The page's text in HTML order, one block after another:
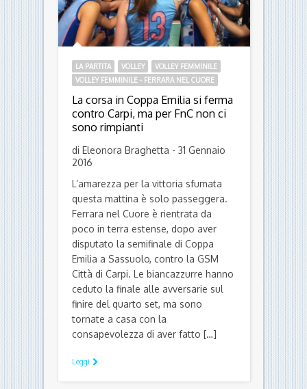
LA PARTITA VOLLEY
VOLLEY FEMMINILE
VOLLEY FEMMINILE - FERRARA NEL CUORE
La corsa in Coppa Emilia si ferma
contro Carpi, ma per FnC non ci
sono rimpianti
di Eleonora Braghetta - 31 Gennaio
2016
L’amarezza per la vittoria sfumata
questa mattina è solo passeggera.
Ferrara nel Cuore è rientrata da
poco in terra estense, dopo aver
disputato la semifinale di Coppa
Emilia a Sassuolo, contro la GSM
Città di Carpi. Le biancazzurre hanno
ceduto la finale alle avversarie sul
finire del quarto set, ma sono
tornate a casa con la
consapevolezza di aver fatto […]
Leggi